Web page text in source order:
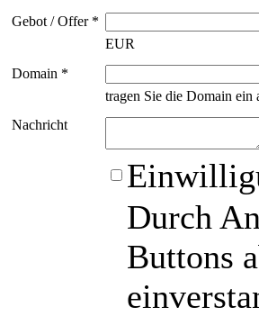
Gebot / Offer *
EUR
Domain *
tragen Sie die Domain ein
Nachricht
Durch
Buttons